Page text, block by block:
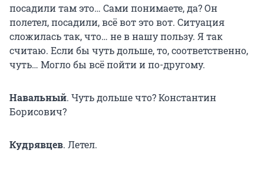
посадили там это… Сами понимаете, да? Он
полетел, посадили, всё вот это вот. Ситуация
сложилась так, что… не в нашу пользу. Я так
считаю. Если бы чуть дольше, то, соответственно,
чуть… Могло бы всё пойти и по-другому.
Навальный. Чуть дольше что? Константин
Борисович?
Кудрявцев. Летел.